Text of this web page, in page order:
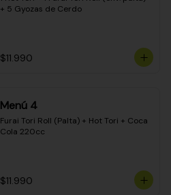
+ 5 Gyozas de Cerdo
$11.990
Menú 4
Furai Tori Roll (Palta) + Hot Tori + Coca
Cola 220cc
$11.990